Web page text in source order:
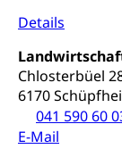
Details
Chlosterbüel
6170
041 590 60
E-Mail
Zivildienst
Militärdienst
Zivilschutz